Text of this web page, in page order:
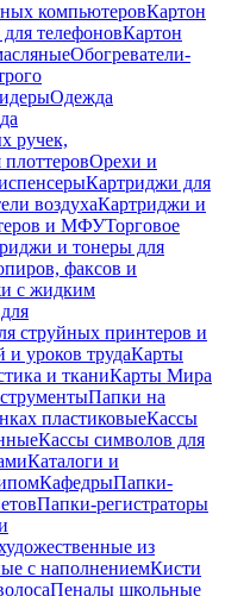
компьютеровКартон
телефоновКартон
Обогреватели-
Одежда
ручек,
Орехи и
Картриджи для
воздухаКартриджи и
и МФУТорговое
и тонеры для
факсов и
с жидким
струйных принтеров и
и уроков трудаКарты
и тканиКарты Мира
Папки на
пластиковыеКассы
Кассы символов для
Каталоги и
КафедрыПапки-
Папки-регистраторы
из
с наполнениемКисти
Пеналы школьные